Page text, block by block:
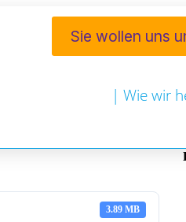
Sie wollen uns
| Wie wir
3.89 MB